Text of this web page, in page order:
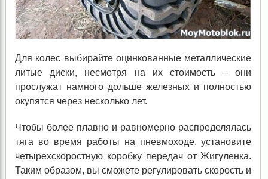
Для колес выбирайте оцинкованные металлические
литые диски, несмотря на их стоимость – они
прослужат намного дольше железных и полностью
окупятся через несколько лет.
Чтобы более плавно и равномерно распределялась
тяга во время работы на пневмоходе, установите
четырехскоростную коробку передач от Жигуленка.
Таким образом, вы сможете регулировать скорость и